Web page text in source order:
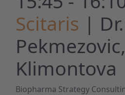
Scitaris |
Klimontova
Biopharma Strategy